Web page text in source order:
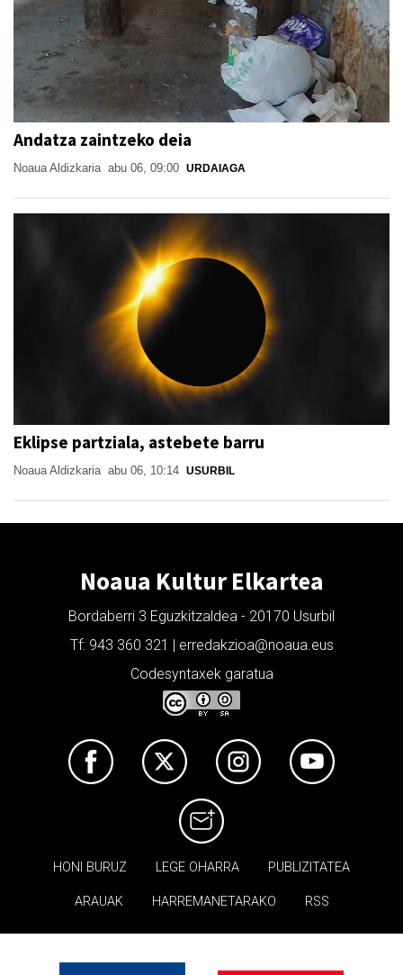
Andatza zaintzeko deia
Noaua Aldizkaria abu 06, 09:00 URDAIAGA
Eklipse partziala, astebete barru
Noaua Aldizkaria abu 06, 10:14 USURBIL
Noaua Kultur Elkartea
Bordaberri 3 Eguzkitzaldea - 20170 Usurbil
Tf: 943 360 321 | erredakzioa@noaua.eus
Codesyntaxek garatua
HONI BURUZ LEGE OHARRA PUBLIZITATEA
ARAUAK HARREMANETARAKO RSS